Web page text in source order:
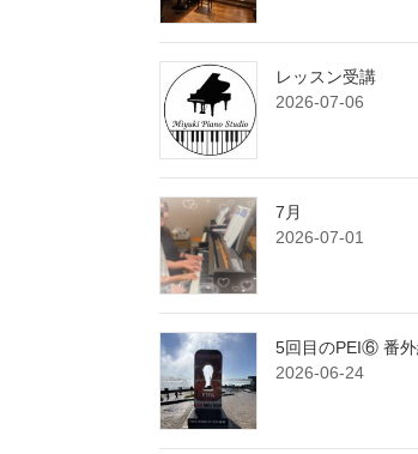
レッスン受講
2026-07-06
7月
2026-07-01
5回目のPEI⑥ 番
2026-06-24